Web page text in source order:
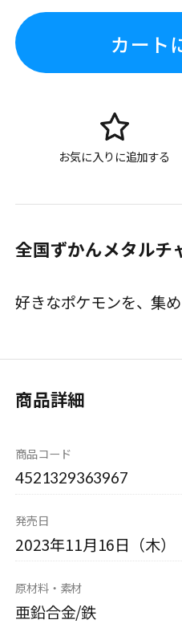
カート
お気に入りに追加する
全国ずかんメタルチ
好きなポケモンを、集
商品詳細
商品コード
4521329363967
発売日
2023年11月16日（木
原材料・素材
亜鉛合金/鉄